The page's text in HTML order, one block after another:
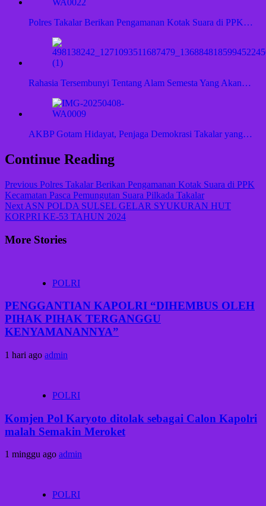
Polres Takalar Berikan Pengamanan Kotak Suara di PPK…
Rahasia Tersembunyi Tentang Alam Semesta Yang Akan…
AKBP Gotam Hidayat, Penjaga Demokrasi Takalar yang…
Continue Reading
Previous Polres Takalar Berikan Pengamanan Kotak Suara di PPK
Kecamatan Pasca Pemungutan Suara Pilkada Takalar
Next ASN POLDA SULSEL GELAR SYUKURAN HUT
KORPRI KE-53 TAHUN 2024
More Stories
POLRI
PENGGANTIAN KAPOLRI “DIHEMBUS OLEH
PIHAK PIHAK TERGANGGU
KENYAMANANNYA”
1 hari ago admin
POLRI
Komjen Pol Karyoto ditolak sebagai Calon Kapolri
malah Semakin Meroket
1 minggu ago admin
POLRI